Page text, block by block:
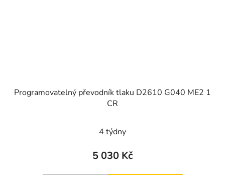
Programovatelný převodník tlaku D2610 G040 ME2 1
CR
4 týdny
5 030 Kč